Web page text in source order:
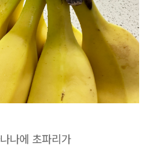
나에 초파리가